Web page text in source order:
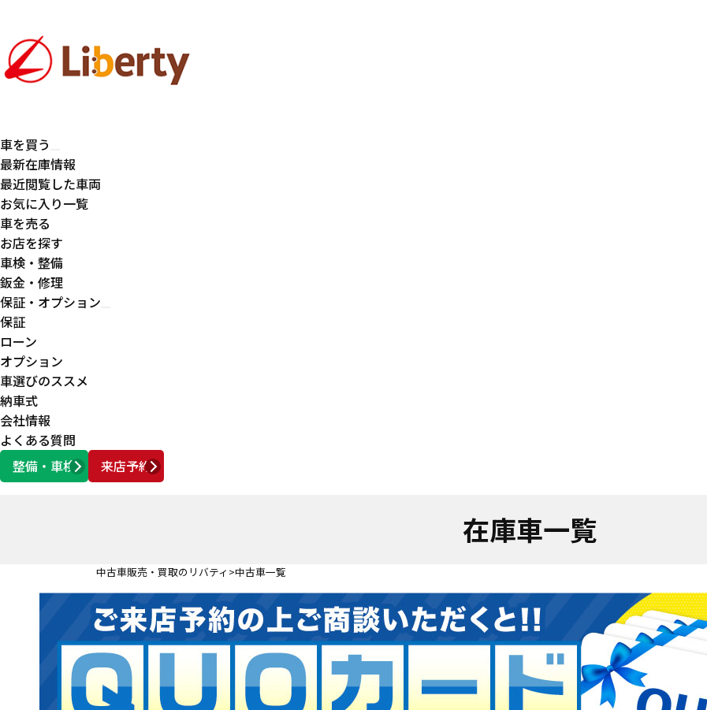
車を買う
最新在庫情報
最近閲覧した車両
お気に入り一覧
車を売る
お店を探す
車検・整備
鈑金・修理
保証・オプション
保証
ローン
オプション
車選びのススメ
納車式
会社情報
よくある質問
整備・車検
来店予約
営業時間 AM10:00 ～ PM6:00
在庫車一覧
中古車販売・買取のリバティ 中古車一覧